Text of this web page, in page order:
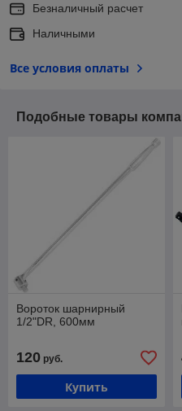
Безналичный расчет
Наличными
Все условия оплаты
Подобные товары
Вороток шарнирный
1/2"DR, 600мм
120 руб.
Купить